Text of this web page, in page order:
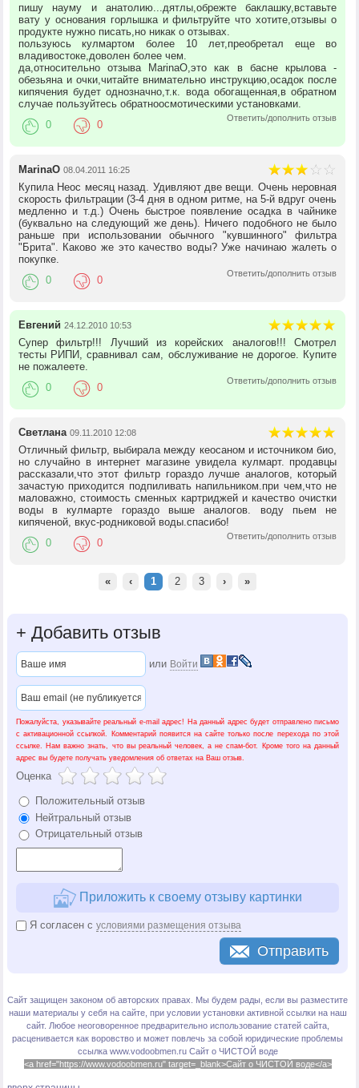
пишу науму и анатолию...дятлы,обрежте баклашку,вставьте
вату у основания горлышка и фильтруйте что хотите,отзывы о
продукте нужно писать,но никак о отзывах.
пользуюсь кулмартом более 10 лет,преобретал еще во
владивостоке,доволен более чем.
да,относительно отзыва MarinaO,это как в басне крылова -
обезьяна и очки,читайте внимательно инструкцию,осадок после
кипячения будет однозначно,т.к. вода обогащенная,в обратном
случае пользуйтесь обратноосмотическими установками.
Ответить/дополнить отзыв
0 0
MarinaO 08.04.2011 16:25
Купила Неос месяц назад. Удивляют две вещи. Очень неровная
скорость фильтрации (3-4 дня в одном ритме, на 5-й вдруг очень
медленно и т.д.) Очень быстрое появление осадка в чайнике
(буквально на следующий же день). Ничего подобного не было
раньше при использовании обычного "кувшинного" фильтра
"Брита". Каково же это качество воды? Уже начинаю жалеть о
покупке.
Ответить/дополнить отзыв
0 0
Евгений 24.12.2010 10:53
Супер фильтр!!! Лучший из корейских аналогов!!! Смотрел
тесты РИПИ, сравнивал сам, обслуживание не дорогое. Купите
не пожалеете.
Ответить/дополнить отзыв
0 0
Светлана 09.11.2010 12:08
Отличный фильтр, выбирала между кеосаном и источником био,
но случайно в интернет магазине увидела кулмарт. продавцы
рассказали,что этот фильтр гораздо лучше аналогов, который
зачастую приходится подпиливать напильником.при чем,что не
маловажно, стоимость сменных картриджей и качество очистки
воды в кулмарте гораздо выше аналогов. воду пьем не
кипяченой, вкус-родниковой воды.спасибо!
Ответить/дополнить отзыв
0 0
« ‹ 1 2 3 › »
+ Добавить отзыв
или Войти
Пожалуйста, указывайте реальный e-mail адрес! На данный адрес будет отправлено письмо
с активационной ссылкой. Комментарий появится на сайте только после перехода по этой
ссылке. Нам важно знать, что вы реальный человек, а не спам-бот. Кроме того на данный
адрес вы будете получать уведомления об ответах на Ваш отзыв.
Оценка
Положительный отзыв
Нейтральный отзыв
Отрицательный отзыв
Приложить к своему отзыву картинки
Я согласен с условиями размещения отзыва
Отправить
Сайт защищен законом об авторских правах. Мы будем рады, если вы разместите
наши материалы у себя на сайте, при условии установки активной ссылки на наш
сайт. Любое неоговоренное предварительно использование статей сайта,
расценивается как воровство и может повлечь за собой юридические проблемы
ссылка www.vodoobmen.ru Сайт о ЧИСТОЙ воде
<a href="https://www.vodoobmen.ru" target=_blank>Сайт о ЧИСТОЙ воде</a>